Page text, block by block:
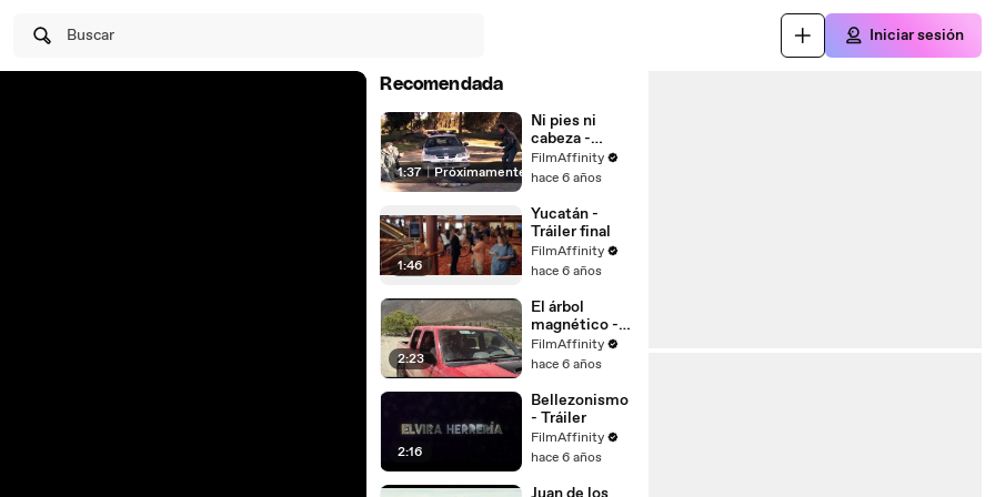
Buscar Iniciar sesión
Recomendada
1:37 | Próximamente
Ni pies ni
cabeza -
Tráiler
FilmAffinity
hace 6 años
1:46
Yucatán -
Tráiler final
FilmAffinity
hace 6 años
2:23
El árbol
magnético -
Tráiler
FilmAffinity
hace 6 años
2:16
Bellezonismo
- Tráiler
FilmAffinity
hace 6 años